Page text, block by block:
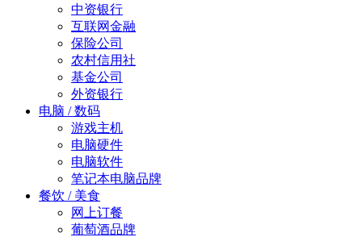
中资银行
互联网金融
保险公司
农村信用社
基金公司
外资银行
电脑 / 数码
游戏主机
电脑硬件
电脑软件
笔记本电脑品牌
餐饮 / 美食
网上订餐
葡萄酒品牌